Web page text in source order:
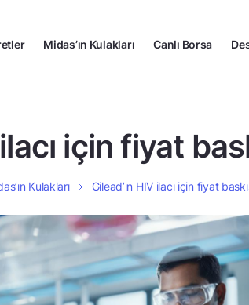
Midas’ın Kulakları Canlı Borsa
için fiyat
Kulakları Gilead’ın HIV ilacı için fiyat